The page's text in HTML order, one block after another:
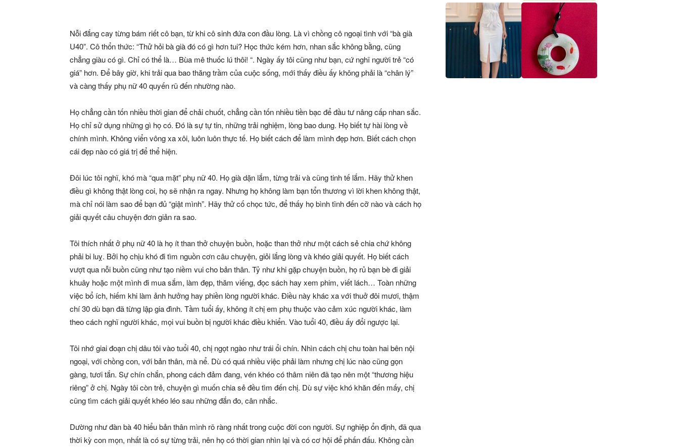
Nỗi đắng cay từng bám riết cô bạn, từ khi cô sinh đứa con đầu lòng. Là vì chồng cô ngoại tình với “bà già
U40”. Cô thổn thức: “Thử hỏi bà già đó có gì hơn tui? Học thức kém hơn, nhan sắc không bằng, cũng
chẳng giàu có gì. Chỉ có thể là… Bùa mê thuốc lú thôi! “. Ngày ấy tôi cũng như bạn, cứ nghĩ người trẻ “có
giá” hơn. Để bây giờ, khi trải qua bao thăng trầm của cuộc sống, mới thấy điều ấy không phải là “chân lý”
và càng thấy phụ nữ 40 quyến rũ đến nhường nào.
Họ chẳng cần tốn nhiều thời gian để chải chuốt, chẳng cần tốn nhiều tiền bạc để đầu tư nâng cấp nhan sắc.
Họ chỉ sử dụng những gì họ có. Đó là sự tự tin, những trải nghiệm, lòng bao dung. Họ biết tự hài lòng về
chính mình. Không viển vông xa xôi, luôn luôn thực tế. Họ biết cách để làm mình đẹp hơn. Biết cách chọn
cái đẹp nào có giá trị để thể hiện.
Đôi lúc tôi nghĩ, khó mà “qua mặt” phụ nữ 40. Họ già dặn lắm, từng trải và cũng tinh tế lắm. Hãy thử khen
điều gì không thật lòng coi, họ sẽ nhận ra ngay. Nhưng họ không làm bạn tổn thương vì lời khen không thật,
mà chỉ nói làm sao để bạn đủ “giật mình”. Hãy thử cố chọc tức, để thấy họ bình tĩnh đến cỡ nào và cách họ
giải quyết câu chuyện đơn giản ra sao.
Tôi thích nhất ở phụ nữ 40 là họ ít than thở chuyện buồn, hoặc than thở như một cách sẻ chia chứ không
phải bi luỵ. Bởi họ chịu khó đi tìm nguồn cơn câu chuyện, giỏi lắng lòng và khéo giải quyết. Họ biết cách
vượt qua nỗi buồn cũng như tạo niềm vui cho bản thân. Tỷ như khi gặp chuyện buồn, họ rủ bạn bè đi giải
khuây hoặc một mình đi mua sắm, làm đẹp, thăm viếng, đọc sách hay xem phim, viết lách… Toàn những
việc bổ ích, hiếm khi làm ảnh hưởng hay phiền lòng người khác. Điều này khác xa với thuở đôi mươi, thậm
chí 30 dù bạn đã từng lập gia đình. Tầm tuổi ấy, không ít chị em phụ thuộc vào cảm xúc người khác, làm
theo cách nghĩ người khác, mọi vui buồn bị người khác điều khiển. Vào tuổi 40, điều ấy đổi ngược lại.
Tôi nhớ giai đoạn chị dâu tôi vào tuổi 40, chị ngọt ngào như trái ổi chín. Nhìn cách chị chu toàn hai bên nội
ngoại, với chồng con, với bản thân, mà nể. Dù có quá nhiều việc phải làm nhưng chị lúc nào cũng gọn
gàng, tươi tắn. Sự chín chắn, phong cách đảm đang, vén khéo có thâm niên đã tạo nên một “thương hiệu
riêng” ở chị. Ngày tôi còn trẻ, chuyện gì muốn chia sẻ đều tìm đến chị. Dù sự việc khó khăn đến mấy, chị
cũng tìm cách giải quyết khéo léo sau những đắn đo, cân nhắc.
Dường như đàn bà 40 hiểu bản thân mình rõ ràng nhất trong cuộc đời con người. Sự nghiệp ổn định, đã qua
thời kỳ con mọn, nhất là có sự từng trải, nên họ có thời gian nhìn lại và có cơ hội để phấn đấu. Không cần